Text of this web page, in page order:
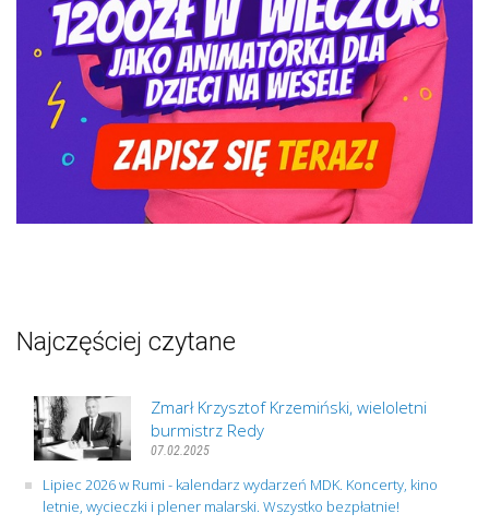
Najczęściej czytane
Zmarł Krzysztof Krzemiński, wieloletni
burmistrz Redy
07.02.2025
Lipiec 2026 w Rumi - kalendarz wydarzeń MDK. Koncerty, kino
letnie, wycieczki i plener malarski. Wszystko bezpłatnie!